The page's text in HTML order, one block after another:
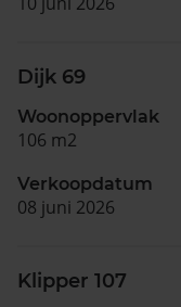
Dijk 69
Woonoppervlak
106 m2
Verkoopdatum
08 juni 2026
Klipper 107